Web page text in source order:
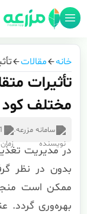
خانه مقالات
تأثیرات
مختلف کود
سامانه مزرعه. 1 سال پیش
در مدیریت
بدون در نظر
ممکن است
بهره‌وری گردد.